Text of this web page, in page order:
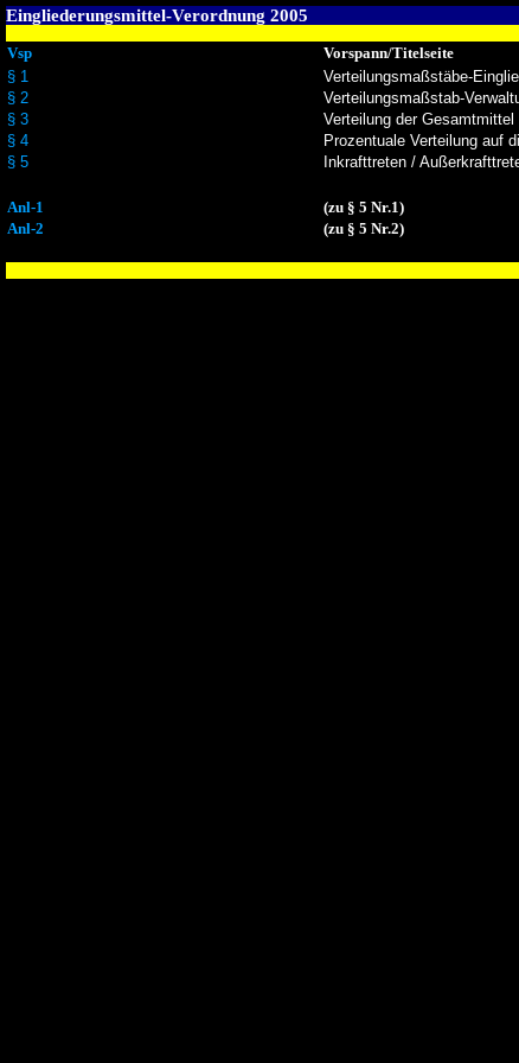
Eingliederungsmittel-Verordnung 2005
Vsp
Vorspann/Titelseite
§ 1
§ 2
§ 3
§ 4
§ 5
Verteilungsmaßstäbe-
Verteilungsmaßstab-
Verteilung der Gesamtmittel
Prozentuale Verteilung auf
Inkrafttreten /
Anl-1
Anl-2
(zu § 5 Nr.1)
(zu § 5 Nr.2)